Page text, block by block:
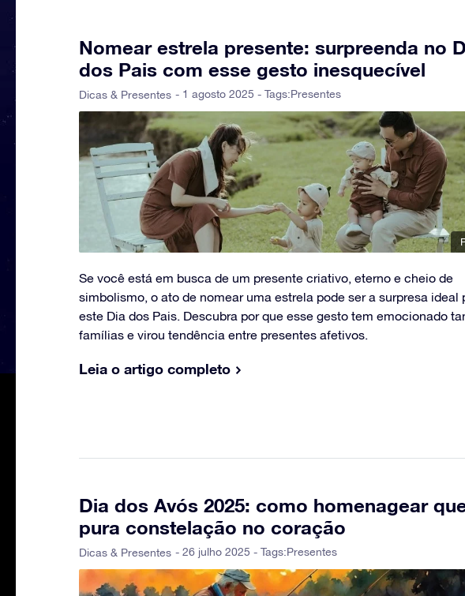
Nomear estrela presente: surpreenda no
dos Pais com esse gesto inesquecível
Dicas & Presentes - 1 agosto 2025 - Tags:Presentes
Se você está em busca de um presente criativo, eterno e cheio de
simbolismo, o ato de nomear uma estrela pode ser a surpresa ideal
este Dia dos Pais. Descubra por que esse gesto tem emocionado
famílias e virou tendência entre presentes afetivos.
Leia o artigo completo
Dia dos Avós 2025: como homenagear
pura constelação no coração
Dicas & Presentes - 26 julho 2025 - Tags:Presentes